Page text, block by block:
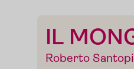
IL
Roberto